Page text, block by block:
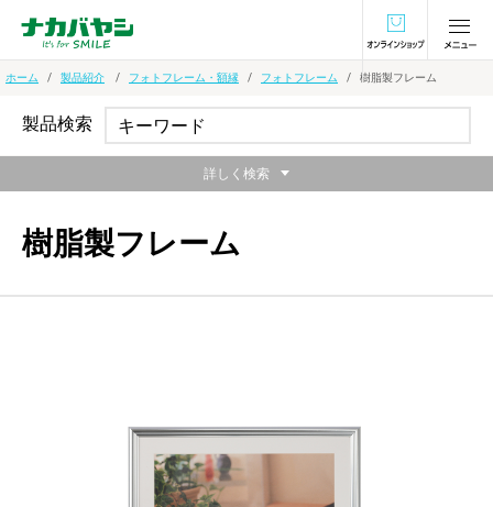
オンラインショ
ホーム 製品紹介 フォトフレーム・額縁 フォトフレーム 樹脂製フレーム
樹脂製フレーム
製品検索
詳しく検索